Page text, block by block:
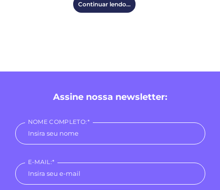
Continuar lendo...
Assine nossa newsletter:
NOME COMPLETO:*
E-MAIL:*